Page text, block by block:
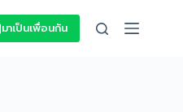
มาเป็นเพื่อนกัน